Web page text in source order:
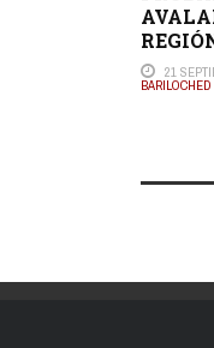
21
BARILOCHED